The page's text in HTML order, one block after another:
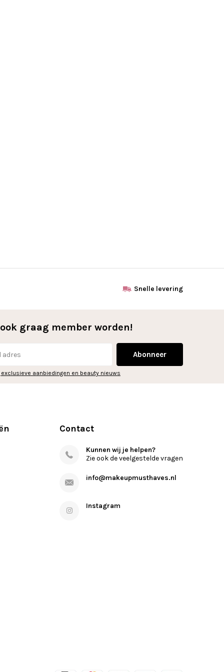
Snelle levering
graag member worden!
Abonneer
exclusieve aanbiedingen en beauty nieuws
Contact
Kunnen wij je helpen?
Zie ook de veelgestelde vragen
info@makeupmusthaves.nl
Instagram